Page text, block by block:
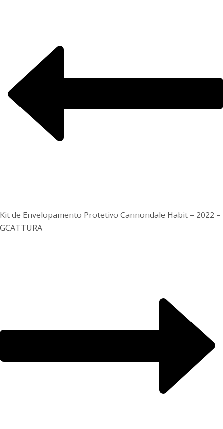
Kit de Envelopamento Protetivo Cannondale Habit – 2022 –
GCATTURA